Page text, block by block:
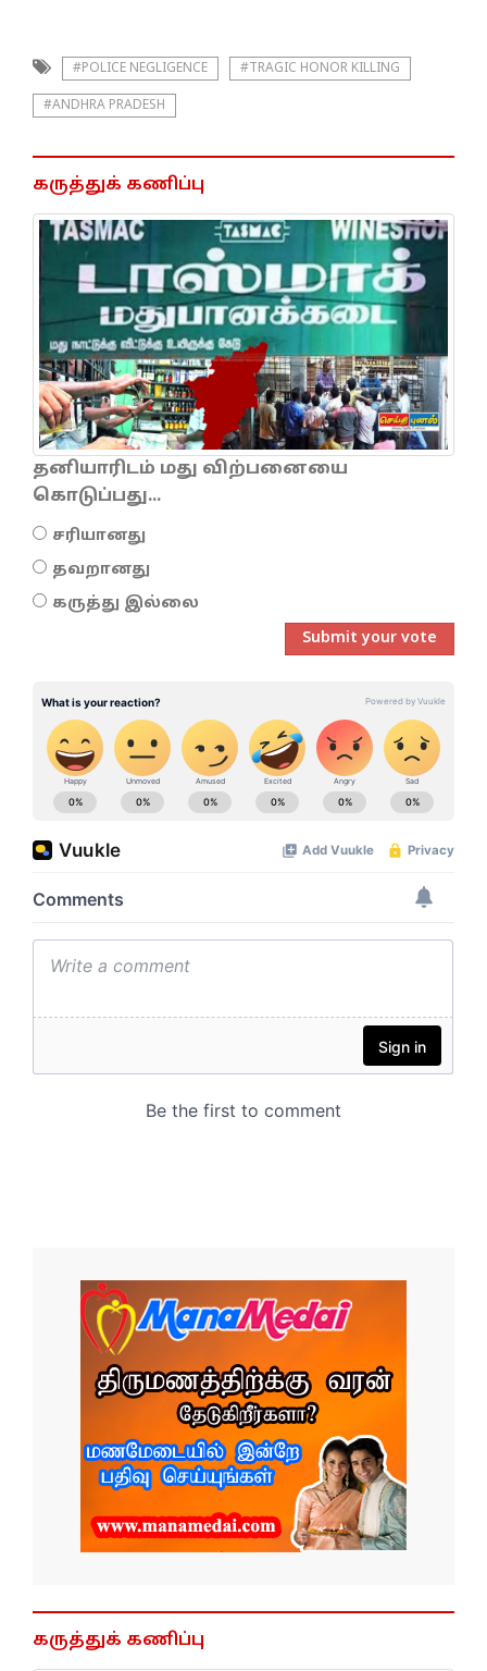
#POLICE NEGLIGENCE #TRAGIC HONOR KILLING
#ANDHRA PRADESH
கருத்துக் கணிப்பு
தனியாரிடம் மது விற்பனையை
கொடுப்பது...
சரியானது
தவறானது
கருத்து இல்லை
Submit your vote
கருத்துக் கணிப்பு